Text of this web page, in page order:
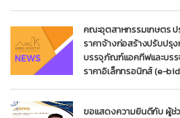
คณะอุตสาหกรรมเกษตร ป
ราคาจ้างก่อสร้างปรับป
บรรจุภัณฑ์แอคทีฟและบร
ราคาอิเล็กทรอนิกส์ (e-
ขอแสดงความยินดีกับ ผู้ช่